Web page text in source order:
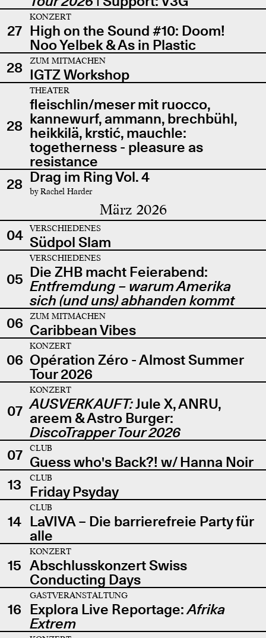
27
KONZERT
High on the Sound #10: Doom!
Noo Yelbek & As in Plastic
28
ZUM MITMACHEN
IGTZ Workshop
28
THEATER
fleischlin/meser mit ruocco,
kannewurf, ammann, brechbühl,
heikkilä, krstić, mauchle:
togetherness - pleasure as
resistance
28 Drag im Ring Vol. 4
by Rachel Harder
März 2026
04 VERSCHIEDENES
Südpol Slam
05
VERSCHIEDENES
Die ZHB macht Feierabend:
Entfremdung – warum Amerika
sich (und uns) abhanden kommt
06
ZUM MITMACHEN
Caribbean Vibes
06
KONZERT
Opération Zéro - Almost Summer
Tour 2026
07
KONZERT
AUSVERKAUFT:Jule X, ANRU,
areem & Astro Burger:
DiscoTrapper Tour 2026
07
CLUB
Guess who's Back?! w/ Hanna Noir
13
CLUB
Friday Psyday
14
CLUB
LaVIVA – Die barrierefreie Party für
alle
15
KONZERT
Abschlusskonzert Swiss
Conducting Days
16
GASTVERANSTALTUNG
Explora Live Reportage:Afrika
Extrem